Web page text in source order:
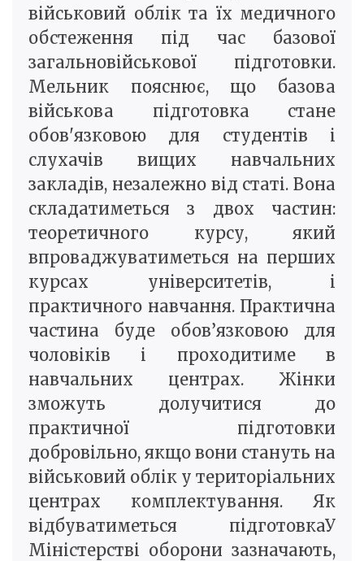
військовий облік та їх медичного
обстеження під час базової
загальновійськової підготовки.
Мельник пояснює, що базова
військова підготовка стане
обов'язковою для студентів і
слухачів вищих навчальних
закладів, незалежно від статі. Вона
складатиметься з двох частин:
теоретичного курсу, який
впроваджуватиметься на перших
курсах університетів, і
практичного навчання. Практична
частина буде обов’язковою для
чоловіків і проходитиме в
навчальних центрах. Жінки
зможуть долучитися до
практичної підготовки
добровільно, якщо вони стануть на
військовий облік у територіальних
центрах комплектування. Як
відбуватиметься підготовкаУ
Міністерстві оборони зазначають,